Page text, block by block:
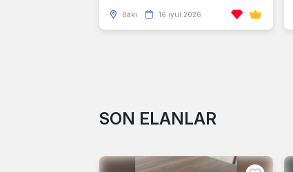
Bakı 16 iyul 2026
SON ELANLAR